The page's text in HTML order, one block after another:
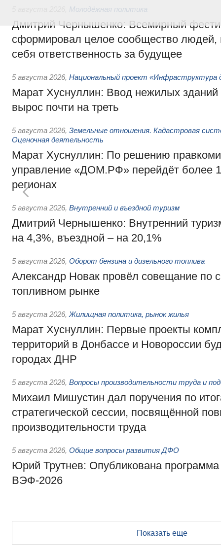
Молодёжная политика
Дмитрий Чернышенко: Всемирный
сформировал целое сообщество людей,
себя ответственность за будущее
5 августа 2026, Национальный проект «Инфраструктура
Марат Хуснуллин: Ввод нежилых зданий
вырос почти на треть
5 августа 2026, Земельные отношения. Кадастровая
Оценочная деятельность
Марат Хуснуллин: По решению
управление «ДОМ.РФ» перейдёт более
регионах
5 августа 2026, Внутренний и въездной туризм
Дмитрий Чернышенко: Внутренний
на 4,3%, въездной – на 20,1%
5 августа 2026, Оборот бензина и дизельного топлива
Александр Новак провёл совещание по
топливном рынке
5 августа 2026, Жилищная политика, рынок жилья
Марат Хуснуллин: Первые проекты
территорий в Донбассе и Новороссии
городах ДНР
5 августа 2026, Вопросы производительности труда и
Михаил Мишустин дал поручения по
стратегической сессии, посвящённой
производительности труда
5 августа 2026, Общие вопросы развития ДФО
Юрий Трутнев: Опубликована
ВЭФ-2026
Показать еще